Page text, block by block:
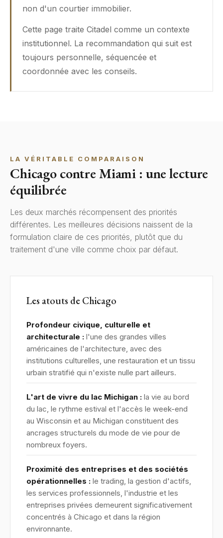
non d'un courtier immobilier.
Cette page traite Citadel comme un contexte
institutionnel. La recommandation qui suit est
toujours personnelle, séquencée et
coordonnée avec les conseils.
LA VÉRITABLE COMPARAISON
Chicago contre Miami : une lecture
équilibrée
Les deux marchés récompensent des priorités
différentes. Les meilleures décisions naissent de la
formulation claire de ces priorités, plutôt que du
traitement d'une ville comme choix par défaut.
Les atouts de Chicago
Profondeur civique, culturelle et
architecturale : l'une des grandes villes
américaines de l'architecture, avec des
institutions culturelles, une restauration et un tissu
urbain stratifié qui n'existe nulle part ailleurs.
L'art de vivre du lac Michigan : la vie au bord
du lac, le rythme estival et l'accès le week-end
au Wisconsin et au Michigan constituent des
ancrages structurels du mode de vie pour de
nombreux foyers.
Proximité des entreprises et des sociétés
opérationnelles : le trading, la gestion d'actifs,
les services professionnels, l'industrie et les
entreprises privées demeurent significativement
concentrés à Chicago et dans la région
environnante.